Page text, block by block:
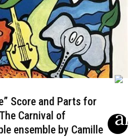
Score and Parts for
Carnival of
ensemble by Camille